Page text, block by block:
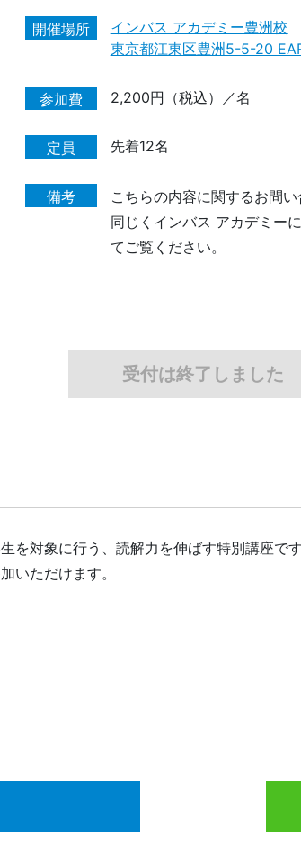
開催場所
インバス アカデミー豊洲校
東京都江東区豊洲5-5-20
参加費 2,200円（税込）／名
定員 先着12名
備考 こちらの内容に関するお問い
同じくインバス アカデミー
てご覧ください。
受付は終了しました
を対象に行う、読解力を伸ばす特別講座です
いただけます。